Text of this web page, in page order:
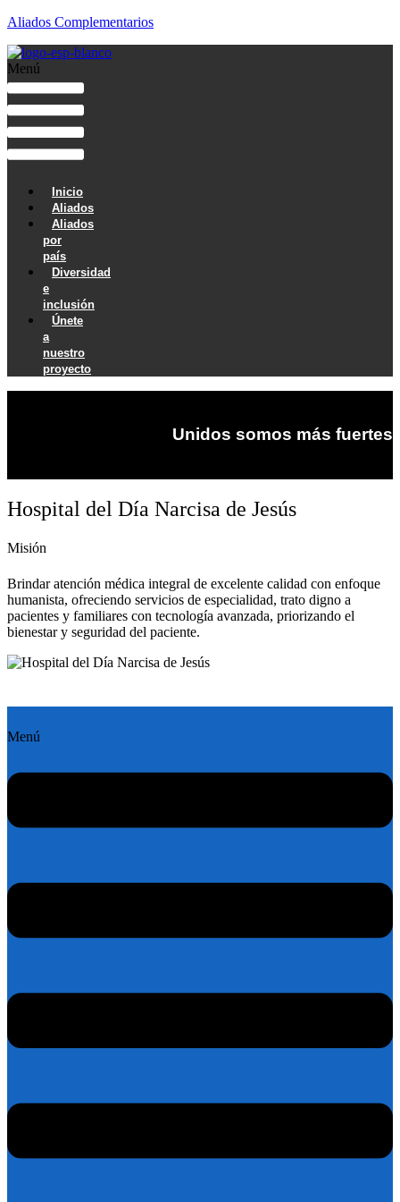
Aliados Complementarios
Menú
Inicio
Aliados
Aliados
por
país
Diversidad
e
inclusión
Únete
a
nuestro
proyecto
Unidos somos más fuertes
Hospital del Día Narcisa de Jesús
Misión
Brindar atención médica integral de excelente calidad con enfoque
humanista, ofreciendo servicios de especialidad, trato digno a
pacientes y familiares con tecnología avanzada, priorizando el
bienestar y seguridad del paciente.
Menú